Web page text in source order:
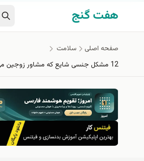
رفتن به محتوای اصلی
هفت گنج
صفحه اصلی
سلامت
12 مشکل جنسی شایع که مشاور زوجین می شنوند